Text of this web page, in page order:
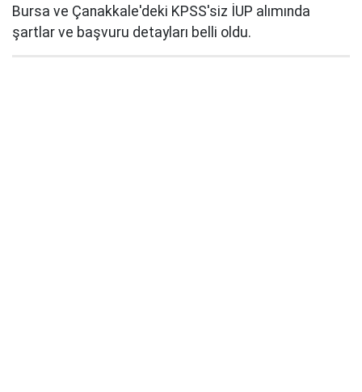
Bursa ve Çanakkale'deki KPSS'siz İUP alımında
şartlar ve başvuru detayları belli oldu.